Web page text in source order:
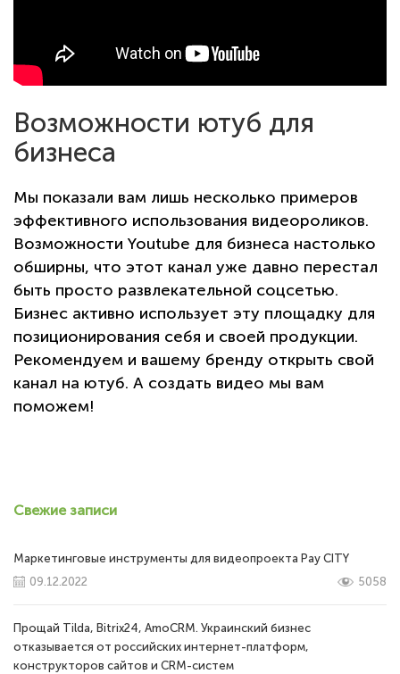
Возможности ютуб для
бизнеса
Мы показали вам лишь несколько примеров
эффективного использования видеороликов.
Возможности Youtube для бизнеса настолько
обширны, что этот канал уже давно перестал
быть просто развлекательной соцсетью.
Бизнес активно использует эту площадку для
позиционирования себя и своей продукции.
Рекомендуем и вашему бренду открыть свой
канал на ютуб. А создать видео мы вам
поможем!
Свежие записи
Маркетинговые инструменты для видеопроекта Pay CITY
09.12.2022
5058
Прощай Tilda, Bitrix24, AmoCRM. Украинский бизнес
отказывается от российских интернет-платформ,
конструкторов сайтов и CRM-систем